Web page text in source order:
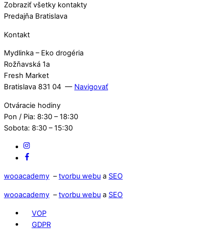
Zobraziť všetky kontakty
Predajňa Bratislava
Kontakt
Mydlinka – Eko drogéria
Rožňavská 1a
Fresh Market
Bratislava 831 04 — Navigovať
Otváracie hodiny
Pon / Pia: 8:30 – 18:30
Sobota: 8:30 – 15:30
wooacademy –tvorbu webu a SEO
wooacademy –tvorbu webu a SEO
VOP
GDPR